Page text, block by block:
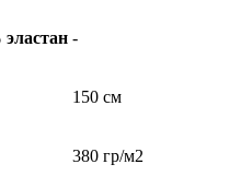
-
150 см
380 гр/м2